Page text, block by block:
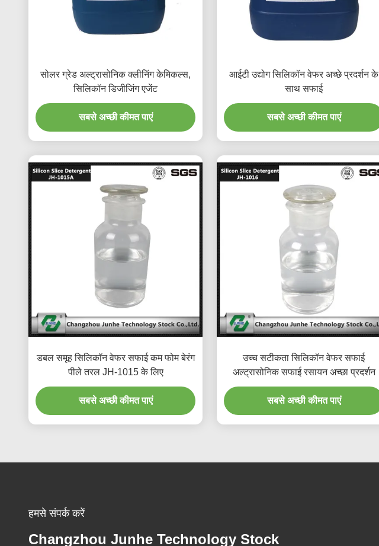
सोलर ग्रेड अल्ट्रासोनिक क्लीनिंग केमिकल्स,
सिलिकॉन डिजीजिंग एजेंट
सबसे अच्छी कीमत पाएं
आईटी उद्योग सिलिकॉन वेफर अच्छे प्रदर्शन के
साथ सफाई
सबसे अच्छी कीमत पाएं
डबल समूह सिलिकॉन वेफर सफाई कम फोम बेरंग
पीले तरल JH-1015 के लिए
सबसे अच्छी कीमत पाएं
उच्च सटीकता सिलिकॉन वेफर सफाई
अल्ट्रासोनिक सफाई रसायन अच्छा प्रदर्शन
सबसे अच्छी कीमत पाएं
हमसे संपर्क करें
Changzhou Junhe Technology Stock